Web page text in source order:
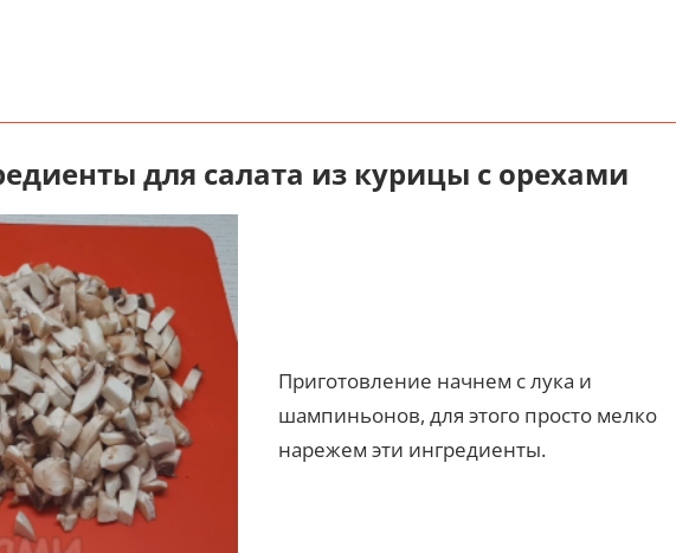
для салата из курицы с орехами
Приготовление начнем с лука и
шампиньонов, для этого просто мелко
нарежем эти ингредиенты.